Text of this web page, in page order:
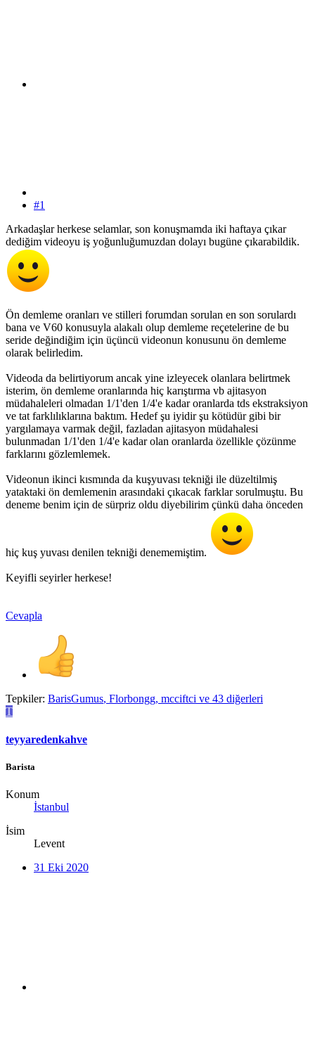
#1
Arkadaşlar herkese selamlar, son konuşmamda iki haftaya çıkar
dediğim videoyu iş yoğunluğumuzdan dolayı bugüne çıkarabildik.
Ön demleme oranları ve stilleri forumdan sorulan en son sorulardı
bana ve V60 konusuyla alakalı olup demleme reçetelerine de bu
seride değindiğim için üçüncü videonun konusunu ön demleme
olarak belirledim.
Videoda da belirtiyorum ancak yine izleyecek olanlara belirtmek
isterim, ön demleme oranlarında hiç karıştırma vb ajitasyon
müdahaleleri olmadan 1/1'den 1/4'e kadar oranlarda tds ekstraksiyon
ve tat farklılıklarına baktım. Hedef şu iyidir şu kötüdür gibi bir
yargılamaya varmak değil, fazladan ajitasyon müdahalesi
bulunmadan 1/1'den 1/4'e kadar olan oranlarda özellikle çözünme
farklarını gözlemlemek.
Videonun ikinci kısmında da kuşyuvası tekniği ile düzeltilmiş
yataktaki ön demlemenin arasındaki çıkacak farklar sorulmuştu. Bu
deneme benim için de sürpriz oldu diyebilirim çünkü daha önceden
hiç kuş yuvası denilen tekniği denememiştim.
Keyifli seyirler herkese!
Cevapla
Tepkiler: BarisGumus, Florbongg, mcciftci ve 43 diğerleri
T
teyyaredenkahve
Barista
Konum
İstanbul
İsim
Levent
31 Eki 2020